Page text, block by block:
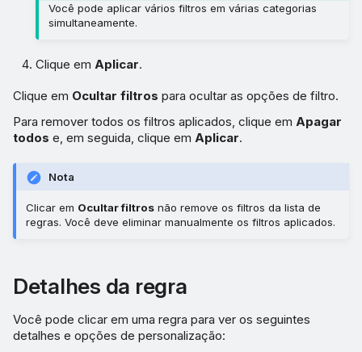
Você pode aplicar vários filtros em várias categorias
simultaneamente.
Clique em Aplicar.
Clique em Ocultar filtros para ocultar as opções de filtro.
Para remover todos os filtros aplicados, clique em Apagar
todos e, em seguida, clique em Aplicar.
Nota
Clicar em Ocultar filtros não remove os filtros da lista de
regras. Você deve eliminar manualmente os filtros aplicados.
Detalhes da regra
Você pode clicar em uma regra para ver os seguintes
detalhes e opções de personalização: